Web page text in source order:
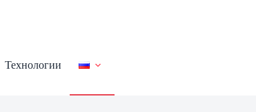
Технологии